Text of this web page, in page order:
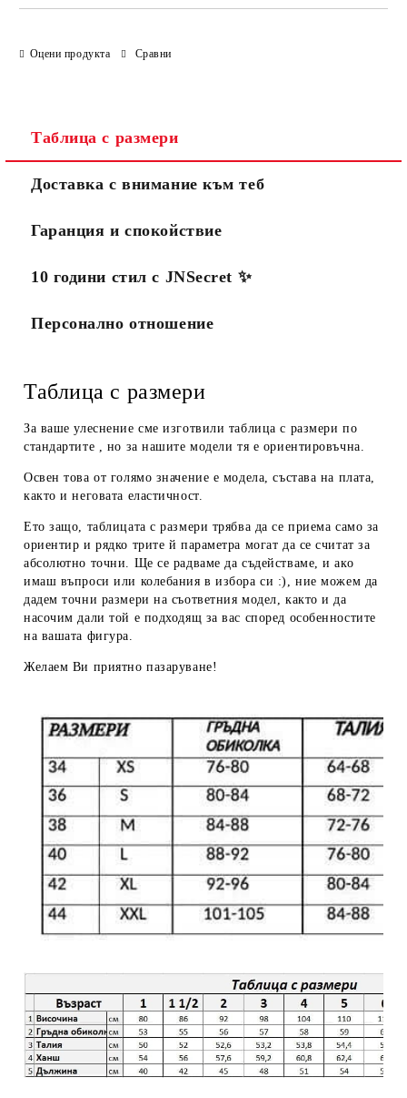
Оцени продукта Сравни
Таблица с размери
Доставка с внимание към теб
Гаранция и спокойствие
10 години стил с JNSecret ✨️
Персонално отношение
Таблица с размери
За ваше улеснение сме изготвили таблица с размери по
стандартите , но за нашите модели тя е ориентировъчна.
Освен това от голямо значение е модела, състава на плата,
както и неговата еластичност.
Ето защо, таблицата с размери трябва да се приема само за
ориентир и рядко трите й параметра могат да се считат за
абсолютно точни. Ще се радваме да съдействаме, и ако
имаш въпроси или колебания в избора си :), ние можем да
дадемточни размери на съответния модел, както и да
насочим дали той е подходящ за вас според особенностите
на вашата фигура.
Желаем Ви приятно пазаруване!